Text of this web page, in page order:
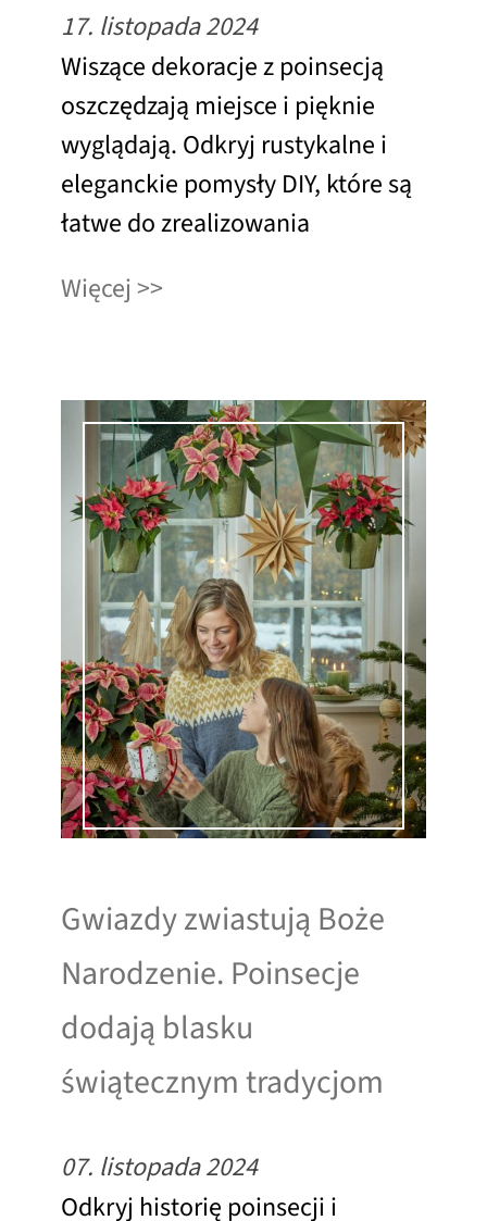
17. listopada 2024
Wiszące dekoracje z poinsecją
oszczędzają miejsce i pięknie
wyglądają. Odkryj rustykalne i
eleganckie pomysły DIY, które są
łatwe do zrealizowania
Więcej
Gwiazdy zwiastują Boże
Narodzenie. Poinsecje
dodają blasku
świątecznym tradycjom
07. listopada 2024
Odkryj historię poinsecji i